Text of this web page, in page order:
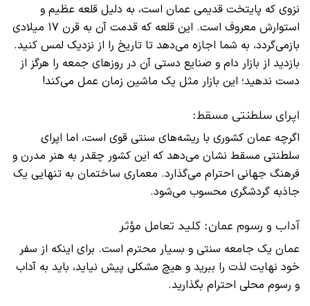
نزوی که پایتخت قدیمی عمان است، به دلیل قلعه عظیم و
استوارش معروف است. این قلعه که قدمت آن به قرن ۱۷ میلادی
بازمی‌گردد، به شما اجازه می‌دهد تا تاریخ را از نزدیک لمس کنید.
بازدید از بازار دام و صنایع دستی آن در روزهای جمعه را هرگز از
دست ندهید؛ این بازار مثل یک ماشین زمان عمل می‌کند!
اپرای سلطنتی مسقط:
اگرچه عمان کشوری با ریشه‌های سنتی قوی است، اما اپرای
سلطنتی مسقط نشان می‌دهد که این کشور چقدر به هنر مدرن و
فرهنگ جهانی احترام می‌گذارد. معماری ساختمان به تنهایی یک
جاذبه گردشگری محسوب می‌شود.
آداب و رسوم عمان: کلید تعامل مؤثر
عمان یک جامعه سنتی و بسیار محترم است. برای اینکه از سفر
خود نهایت لذت را ببرید و هیچ مشکلی پیش نیاید، باید به آداب
و رسوم محلی احترام بگذارید.